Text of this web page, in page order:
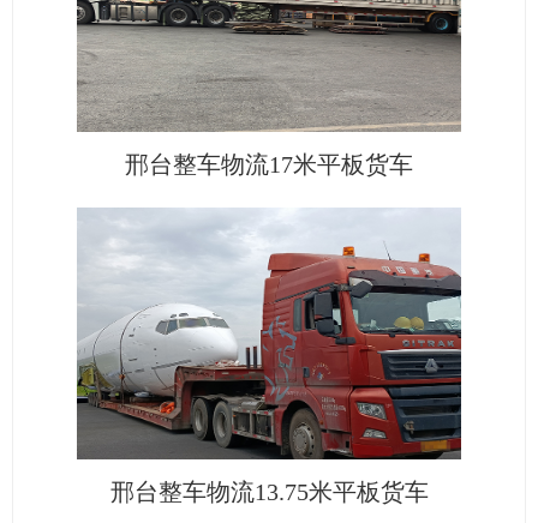
邢台整车物流17米平板货车
邢台整车物流13.75米平板货车